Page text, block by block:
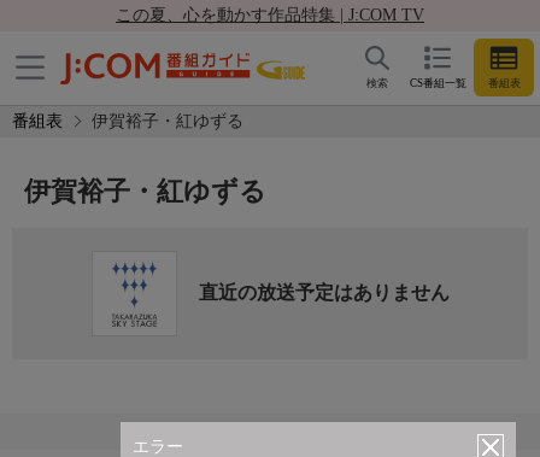
この夏、心を動かす作品特集 | J:COM TV
CS番組一覧 番組表
検索
番組表 伊賀裕子・紅ゆずる
エラー
伊賀裕子・紅ゆずる
直近の放送予定はありません